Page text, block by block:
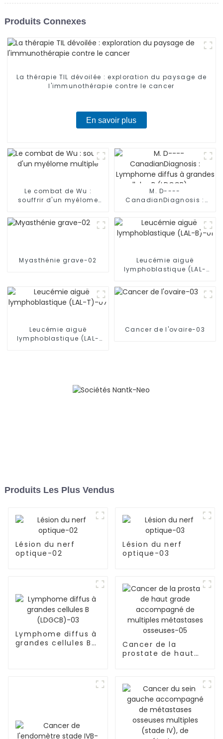
Produits Connexes
La thérapie TIL dévoilée : exploration du paysage de
l'immunothérapie contre le cancer
En savoir plus
Le combat de Wu :
souffrir d'un myélome
M. D----
CanadianDiagnosis :
grandes cellules B
(LDGCB) avec mutation
du gène TP53
Myasthénie grave-02
Leucémie aiguë
lymphoblastique (LAL-
Leucémie aiguë
lymphoblastique (LAL-
Cancer de l'ovaire-03
Produits Les Plus Vendus
Lésion du nerf
optique-02
Lésion du nerf
optique-03
Lymphome diffus à
grandes cellules B
Cancer de la
prostate de haut
osseuses-05